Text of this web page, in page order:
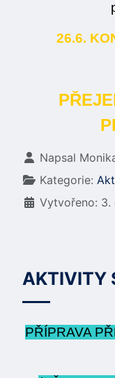
26.6.
Základní údaje
Napsal
Kategorie:
Vytvořeno: 3.
AKTIVITY
PŘÍPRAVA